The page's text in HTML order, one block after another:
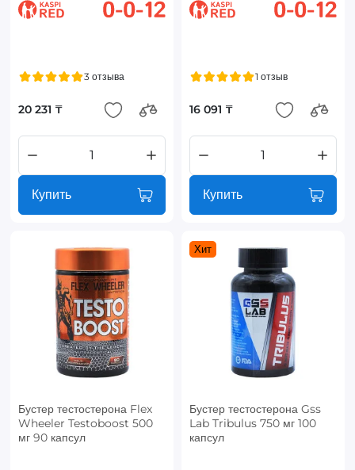
3 отзыва
20 231 ₸
Купить
1 отзыв
16 091 ₸
Купить
Бустер тестостерона Flex
Wheeler Testoboost 500
мг 90 капсул
Хит
Бустер тестостерона Gss
Lab Tribulus 750 мг 100
капсул